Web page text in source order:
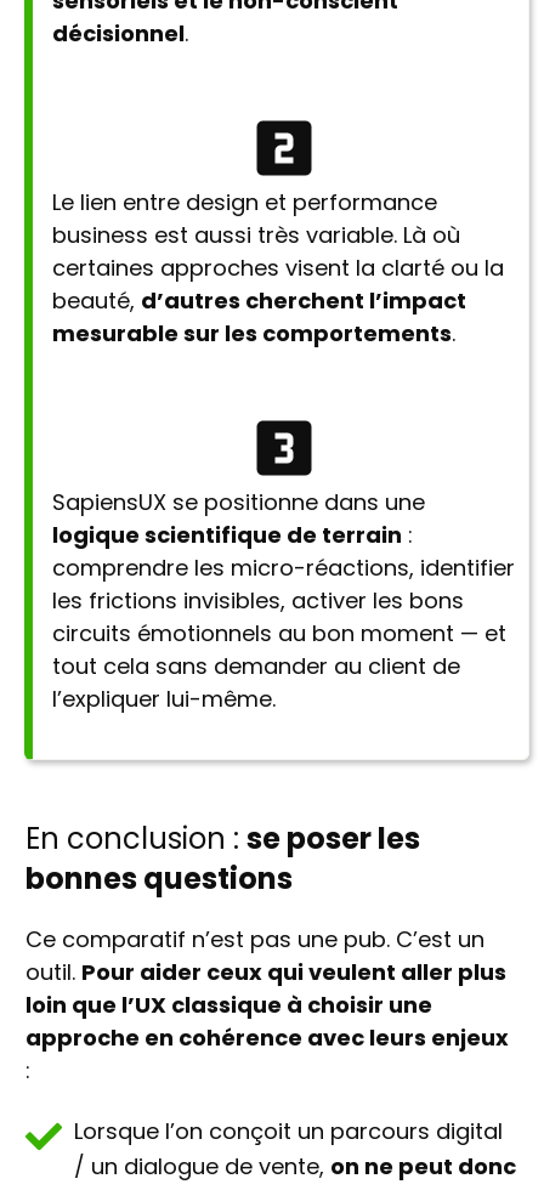
décisionnel.
Le lien entre design et performance
business est aussi très variable. Là où
certaines approches visent la clarté ou la
beauté, d’autres cherchent l’impact
mesurable sur les comportements.
SapiensUX se positionne dans une
logique scientifique de terrain :
comprendre les micro-réactions, identifier
les frictions invisibles, activer les bons
circuits émotionnels au bon moment — et
tout cela sans demander au client de
l’expliquer lui-même.
En conclusion : se poser les
bonnes questions
Ce comparatif n’est pas une pub. C’est un
outil. Pour aider ceux qui veulent aller plus
loin que l’UX classique à choisir une
approche en cohérence avec leurs enjeux
:
Lorsque l’on conçoit un parcours digital
/ un dialogue de vente, on ne peut donc